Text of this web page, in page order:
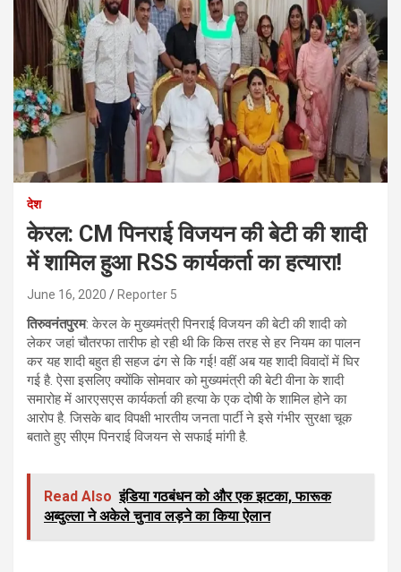
देश
केरल: CM पिनराई विजयन की बेटी की शादी
में शामिल हुआ RSS कार्यकर्ता का हत्यारा!
June 16, 2020 Reporter 5
तिरुवनंतपुरम: केरल के मुख्यमंत्री पिनराई विजयन की बेटी की शादी को
लेकर जहां चौतरफा तारीफ हो रही थी कि किस तरह से हर नियम का पालन
कर यह शादी बहुत ही सहज ढंग से कि गई! वहीं अब यह शादी विवादों में घिर
गई है. ऐसा इसलिए क्योंकि सोमवार को मुख्यमंत्री की बेटी वीना के शादी
समारोह में आरएसएस कार्यकर्ता की हत्या के एक दोषी के शामिल होने का
आरोप है. जिसके बाद विपक्षी भारतीय जनता पार्टी ने इसे गंभीर सुरक्षा चूक
बताते हुए सीएम पिनराई विजयन से सफाई मांगी है.
Read Also इंडिया गठबंधन को और एक झटका, फारूक
अब्दुल्ला ने अकेले चुनाव लड़ने का किया ऐलान